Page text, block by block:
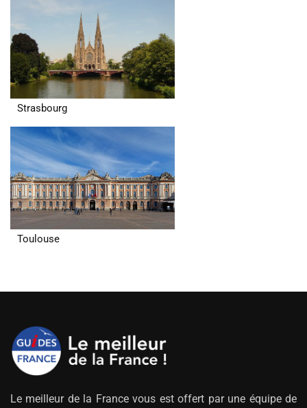
Strasbourg
Toulouse
Le meilleur de la France vous est offert par une équipe de